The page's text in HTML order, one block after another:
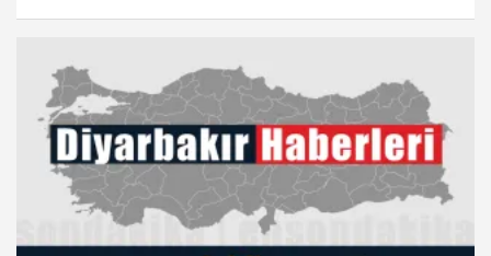
seviyesini en yükseğe çıkardığı